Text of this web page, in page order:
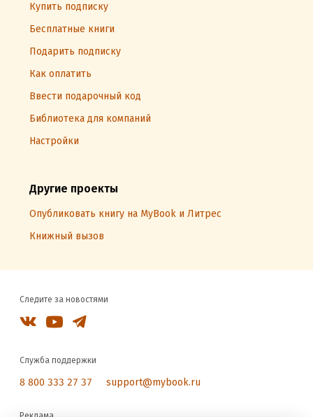
Купить подписку
Бесплатные книги
Подарить подписку
Как оплатить
Ввести подарочный код
Библиотека для компаний
Настройки
Другие проекты
Опубликовать книгу на MyBook и Литрес
Книжный вызов
Следите за новостями
Служба поддержки
8 800 333 27 37 support@mybook.ru